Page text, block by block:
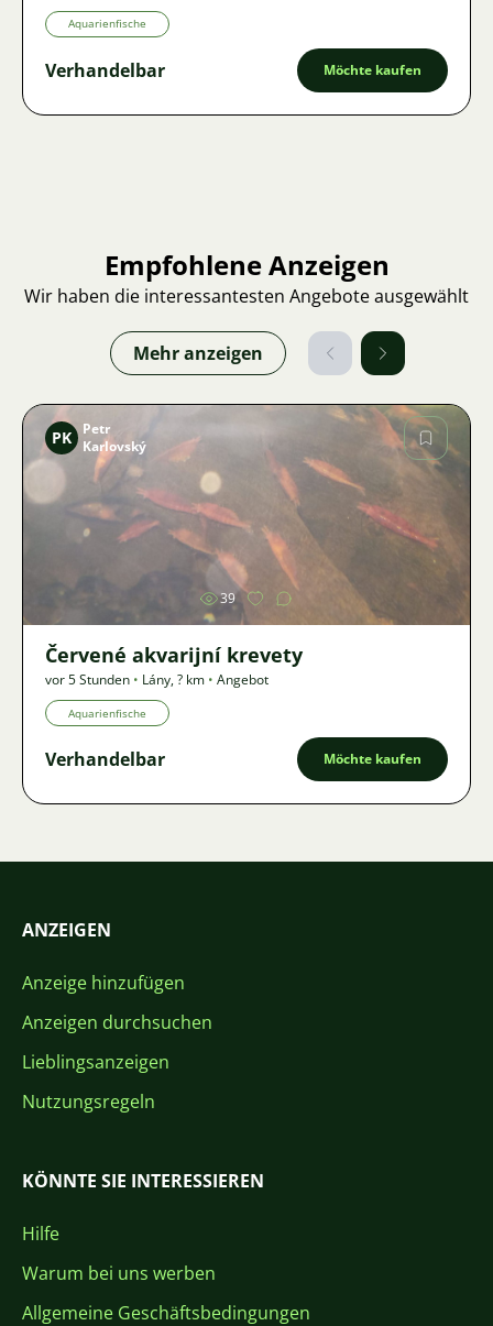
Aquarienfische
Verhandelbar Möchte kaufen
Empfohlene Anzeigen
Wir haben die interessantesten Angebote ausgewählt
Mehr anzeigen
Bild
PK
Petr
Karlovský
39
Červené akvarijní krevety
vor 5 Stunden • Lány,? km • Angebot
Aquarienfische
Verhandelbar Möchte kaufen
ANZEIGEN
Anzeige hinzufügen
Anzeigen durchsuchen
Lieblingsanzeigen
Nutzungsregeln
KÖNNTE SIE INTERESSIEREN
Hilfe
Warum bei uns werben
Allgemeine Geschäftsbedingungen